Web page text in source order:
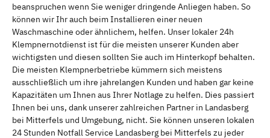
beanspruchen wenn Sie weniger dringende Anliegen haben. So
können wir Ihr auch beim Installieren einer neuen
Waschmaschine oder ähnlichem, helfen. Unser lokaler 24h
Klempnernotdienst ist für die meisten unserer Kunden aber
wichtigsten und diesen sollten Sie auch im Hinterkopf behalten.
Die meisten Klempnerbetriebe kümmern sich meistens
ausschließlich um ihre jahrelangen Kunden und haben gar keine
Kapazitäten um Ihnen aus Ihrer Notlage zu helfen. Dies passiert
Ihnen bei uns, dank unserer zahlreichen Partner in Landasberg
bei Mitterfels und Umgebung, nicht. Sie können unseren lokalen
24 Stunden Notfall Service Landasberg bei Mitterfels zu jeder